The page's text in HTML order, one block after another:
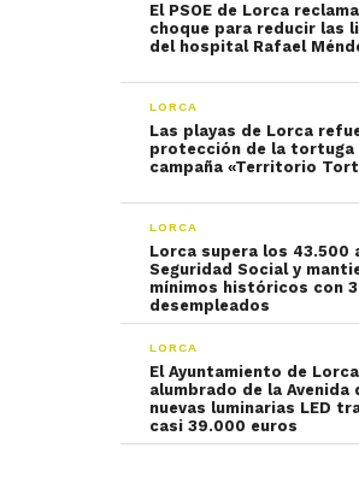
El PSOE de Lorca
choque para reducir las
del hospital Rafael
LORCA
Las playas de Lorca
protección de la tortuga
campaña «Territorio
LORCA
Lorca supera los 43.500
Seguridad Social y
mínimos históricos con
desempleados
LORCA
El Ayuntamiento de
alumbrado de la Avenida
nuevas luminarias LED
casi 39.000 euros